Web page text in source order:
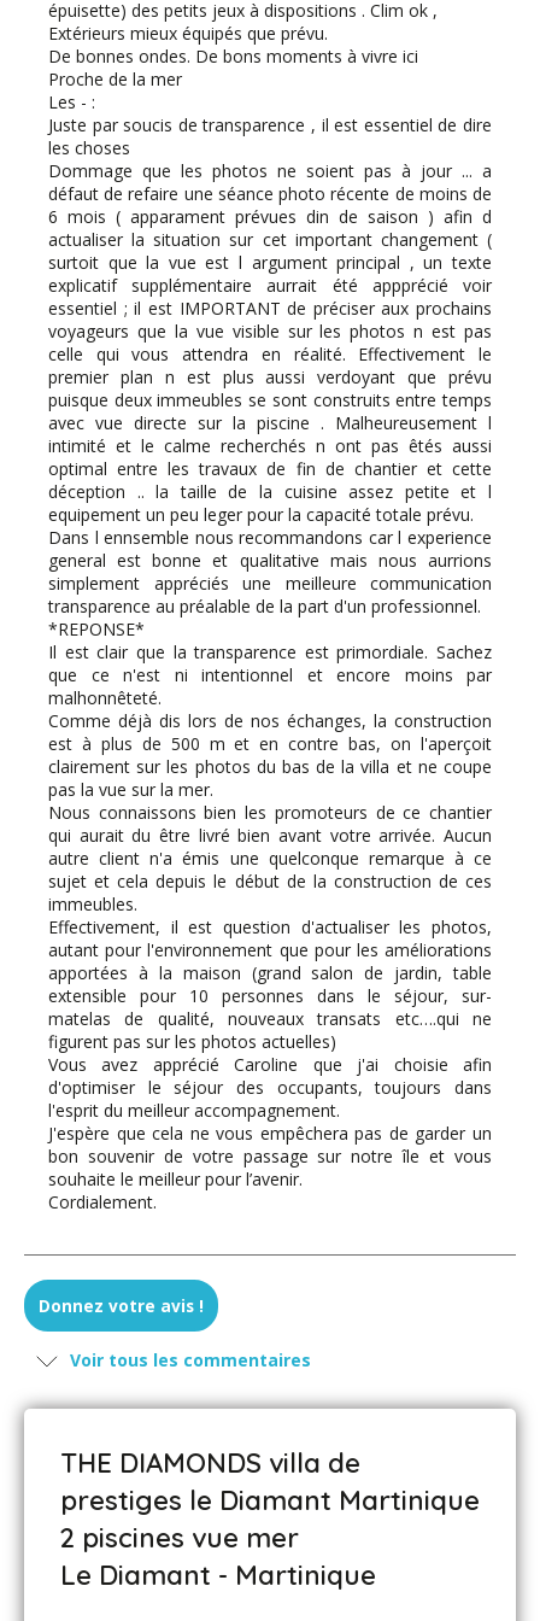
épuisette) des petits jeux à dispositions . Clim ok ,
Extérieurs mieux équipés que prévu.
De bonnes ondes. De bons moments à vivre ici
Proche de la mer
Les - :
Juste par soucis de transparence , il est essentiel de dire
les choses
Dommage que les photos ne soient pas à jour ... a
défaut de refaire une séance photo récente de moins de
6 mois ( apparament prévues din de saison ) afin d
actualiser la situation sur cet important changement (
surtoit que la vue est l argument principal , un texte
explicatif supplémentaire aurrait été appprécié voir
essentiel ; il est IMPORTANT de préciser aux prochains
voyageurs que la vue visible sur les photos n est pas
celle qui vous attendra en réalité. Effectivement le
premier plan n est plus aussi verdoyant que prévu
puisque deux immeubles se sont construits entre temps
avec vue directe sur la piscine . Malheureusement l
intimité et le calme recherchés n ont pas êtés aussi
optimal entre les travaux de fin de chantier et cette
déception .. la taille de la cuisine assez petite et l
equipement un peu leger pour la capacité totale prévu.
Dans l ennsemble nous recommandons car l experience
general est bonne et qualitative mais nous aurrions
simplement appréciés une meilleure communication
transparence au préalable de la part d'un professionnel.
*REPONSE*
Il est clair que la transparence est primordiale. Sachez
que ce n'est ni intentionnel et encore moins par
malhonnêteté.
Comme déjà dis lors de nos échanges, la construction
est à plus de 500 m et en contre bas, on l'aperçoit
clairement sur les photos du bas de la villa et ne coupe
pas la vue sur la mer.
Nous connaissons bien les promoteurs de ce chantier
qui aurait du être livré bien avant votre arrivée. Aucun
autre client n'a émis une quelconque remarque à ce
sujet et cela depuis le début de la construction de ces
immeubles.
Effectivement, il est question d'actualiser les photos,
autant pour l'environnement que pour les améliorations
apportées à la maison (grand salon de jardin, table
extensible pour 10 personnes dans le séjour, sur-
matelas de qualité, nouveaux transats etc….qui ne
figurent pas sur les photos actuelles)
Vous avez apprécié Caroline que j'ai choisie afin
d'optimiser le séjour des occupants, toujours dans
l'esprit du meilleur accompagnement.
J'espère que cela ne vous empêchera pas de garder un
bon souvenir de votre passage sur notre île et vous
souhaite le meilleur pour l’avenir.
Cordialement.
Famille ORDI - janvier 2023
Une très jolie maison parfaitement équipée.
sur le Rocher du Diamant. Les chambres sont
Céline nous a bien guidés et a tout fait pour nous rendre
le séjour agréable.
Merci pour ce séjour un peu trop court
M et MMe GONDRAN - février 2022
Donnez votre avis !
Voir tous les commentaires
THE DIAMONDS villa de
prestiges le Diamant Martinique
2 piscines vue mer
Le Diamant - Martinique